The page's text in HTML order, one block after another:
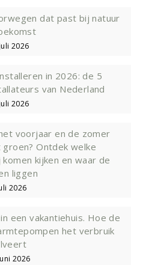
dat past bij natuur
2026
in 2026: de 5
van Nederland
2026
voorjaar en de zomer
Ontdek welke
kijken en waar de
liggen
2026
een vakantiehuis. Hoe de
het verbruik
2026